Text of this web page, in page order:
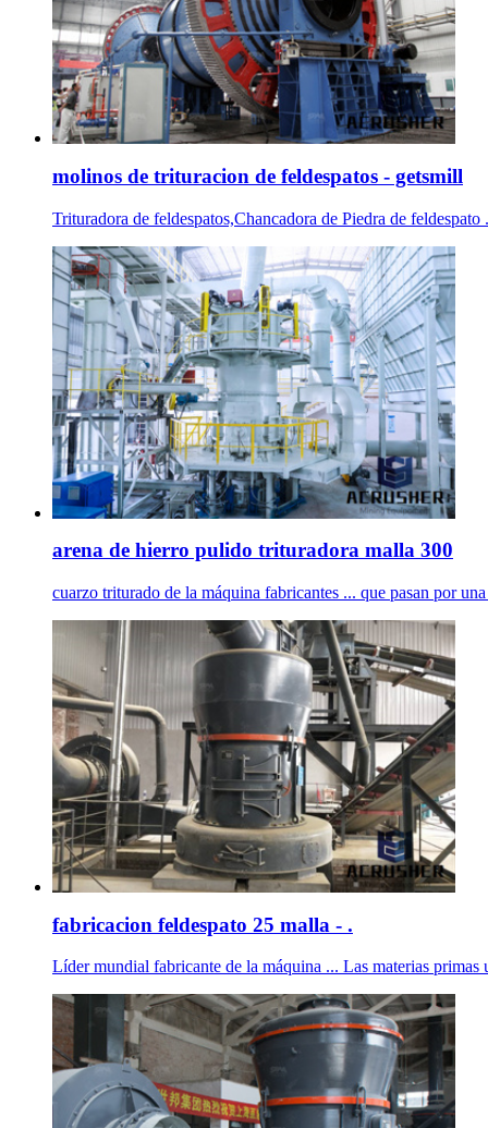
molinos de trituracion de feldespatos - getsmill
Trituradora de feldespatos,Chancadora de Piedra de
arena de hierro pulido trituradora malla 300
cuarzo triturado de la máquina fabricantes ... que pasan por
fabricacion feldespato 25 malla - .
Líder mundial fabricante de la máquina ... Las materias